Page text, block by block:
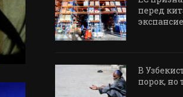
перед
В
порок, но